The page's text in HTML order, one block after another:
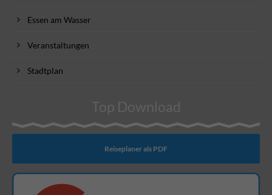
Essen am Wasser
Veranstaltungen
Stadtplan
Top Download
Reiseplaner als PDF